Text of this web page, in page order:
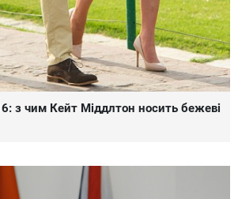
з чим Кейт Міддлтон носить бежеві